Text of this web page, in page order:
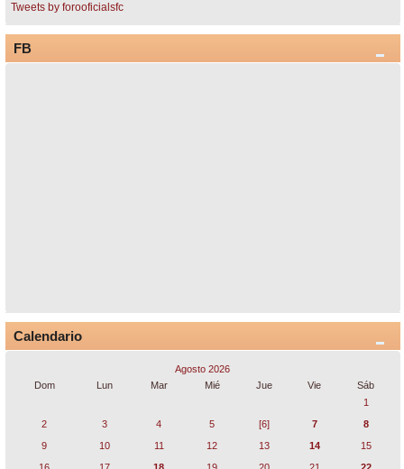
Tweets by forooficialsfc
FB
Calendario
Agosto 2026
Dom
Lun Mar Mié Jue Vie
Sáb
1
2
3 4 5 [6] 7
8
9
10 11 12 13 14
15
16
17 18 19 20 21 22